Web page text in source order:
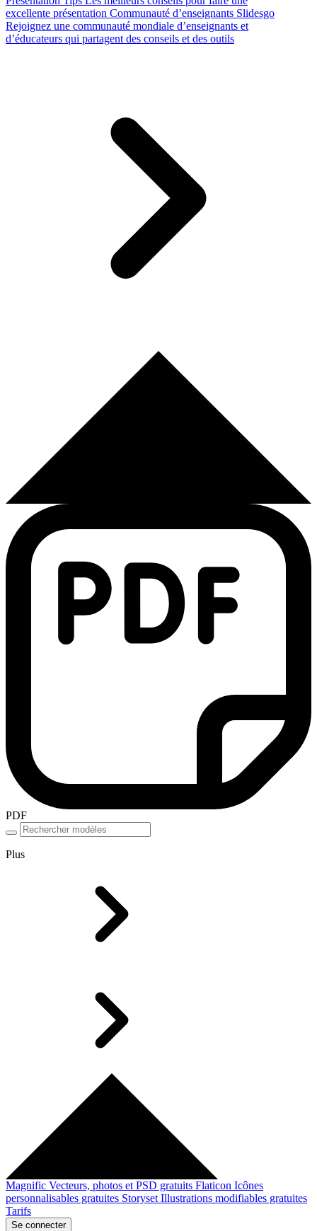
excellente présentation Communauté d’enseignants Slidesgo
Rejoignez une communauté mondiale d’enseignants et
d’éducateurs qui partagent des conseils et des outils
PDF
Plus
Magnific Vecteurs, photos et PSD gratuits Flaticon Icônes
personnalisables gratuites Storyset Illustrations modifiables gratuites
Tarifs
Se connecter